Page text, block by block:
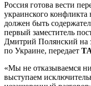
Россия готова вести
украинского
должен быть
первый заместитель
Дмитрий Полянский на
по Украине, передает
«Мы не отказываемся
выступаем